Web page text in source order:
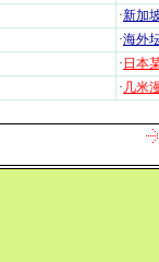
·新加
·海外
· 日本
· 几米